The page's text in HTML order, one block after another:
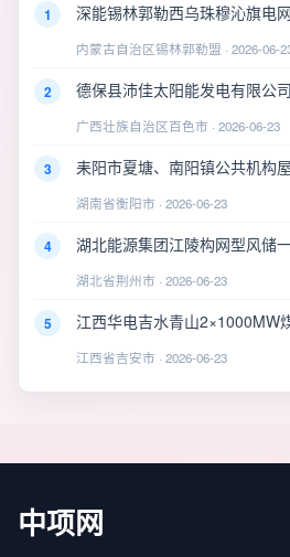
1 深能锡林郭勒西乌珠穆沁旗电
内蒙古自治区锡林郭勒盟 · 2026-06-
2 德保县沛佳太阳能发电有限公
广西壮族自治区百色市 · 2026-06-23
3 耒阳市夏塘、南阳镇公共机构
湖南省衡阳市 · 2026-06-23
4 湖北能源集团江陵构网型风储
湖北省荆州市 · 2026-06-23
5 江西华电吉水青山2×1000MW
江西省吉安市 · 2026-06-23
中项网